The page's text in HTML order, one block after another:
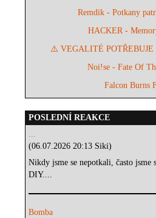
Remdik - Potkany
HACKER -
⚠️ VEGALITÉ
Noi!se - Fate Of
Falcon Burns
POSLEDNÍ REAKCE
...
(06.07.2026 20:13 Siki)
Nikdy jsme se nepotkali, často
DIY....
Bomba